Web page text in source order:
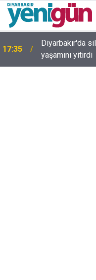
16:54 Bahceli'den